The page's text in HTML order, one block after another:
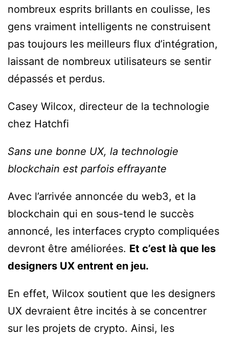
nombreux esprits brillants en coulisse, les
gens vraiment intelligents ne construisent
pas toujours les meilleurs flux d’intégration,
laissant de nombreux utilisateurs se sentir
dépassés et perdus.
Casey Wilcox, directeur de la technologie
chez Hatchfi
Sans une bonne UX, la technologie
blockchain est parfois effrayante
Avec l’arrivée annoncée du web3, et la
blockchain qui en sous-tend le succès
annoncé, les interfaces crypto compliquées
devront être améliorées. Et c’est là que les
designers UX entrent en jeu.
En effet, Wilcox soutient que les designers
UX devraient être incités à se concentrer
sur les projets de crypto. Ainsi, les